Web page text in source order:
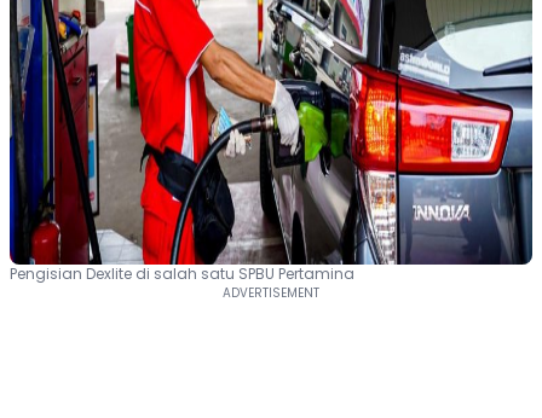
Pengisian Dexlite di salah satu SPBU Pertamina